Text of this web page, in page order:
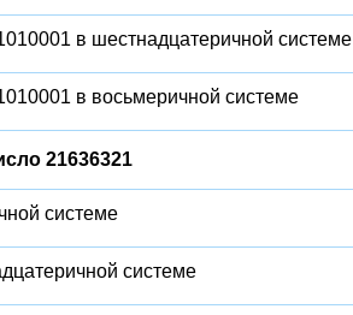
в шестнадцатеричной системе
в восьмеричной системе
21636321
системе
системе